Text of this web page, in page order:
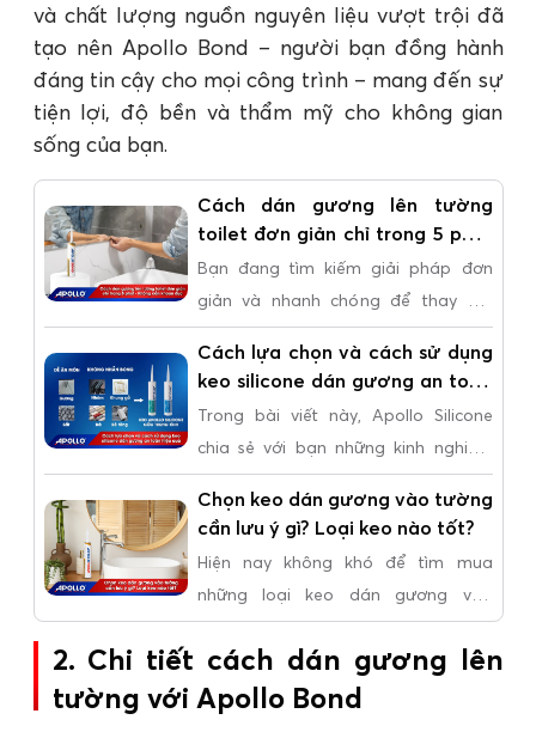
và chất lượng nguồn nguyên liệu vượt trội đã
tạo nên Apollo Bond – người bạn đồng hành
đáng tin cậy cho mọi công trình – mang đến sự
tiện lợi, độ bền và thẩm mỹ cho không gian
sống của bạn.
Cách dán gương lên tường
toilet đơn giản chỉ trong 5 phút
- Không cần khoan đục bằng
Apollo Bond
Bạn đang tìm kiếm giải pháp đơn
giản và nhanh chóng để thay đổi
diện mạo nhà tắm? Bạn muốn sở
hữu chiếc gương soi mới mà không
cần khoan đục phức tạp?
Cách lựa chọn và cách sử dụng
keo silicone dán gương an toàn
hiệu quả
Trong bài viết này, Apollo Silicone
chia sẻ với bạn những kinh nghiệm
quý báu về cách lựa chọn loại keo
silicone dán gương phù hợp sao cho
đạt được kết quả tốt nhất, giúp
gương của bạn luôn bền đẹp và
chắc chắn.
Chọn keo dán gương vào tường
cần lưu ý gì? Loại keo nào tốt?
Hiện nay không khó để tìm mua
những loại keo dán gương vào
tường. Tuy nhiên không ít sản phẩm
kém chất lượng trên thị trường khiến
cho lớp tráng thủy trên gương bị
2. Chi tiết cách dán gương lên
tường với Apollo Bond